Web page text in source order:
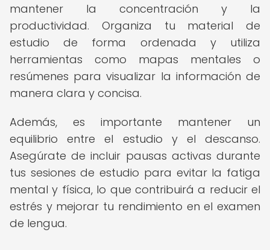
mantener la concentración y la
productividad. Organiza tu material de
estudio de forma ordenada y utiliza
herramientas como mapas mentales o
resúmenes para visualizar la información de
manera clara y concisa.
Además, es importante mantener un
equilibrio entre el estudio y el descanso.
Asegúrate de incluir pausas activas durante
tus sesiones de estudio para evitar la fatiga
mental y física, lo que contribuirá a reducir el
estrés y mejorar tu rendimiento en el examen
de lengua.